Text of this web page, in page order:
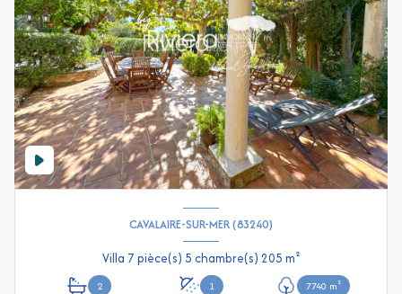
CAVALAIRE-SUR-MER (83240)
Villa 7 pièce(s) 5 chambre(s) 205 m²
2 1 7740 m²